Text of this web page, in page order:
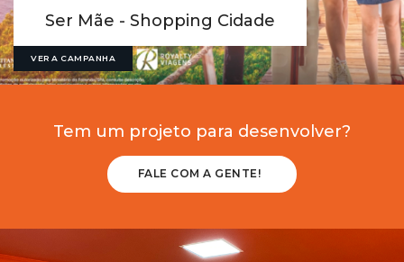
Ser Mãe - Shopping Cidade
VER A CAMPANHA
Tem um projeto para desenvolver?
FALE COM A GENTE!